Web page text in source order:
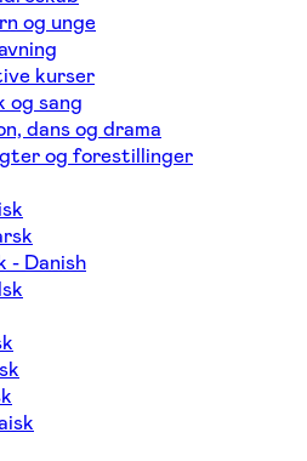
og unge
kurser
og sang
dans og drama
og forestillinger
- Danish